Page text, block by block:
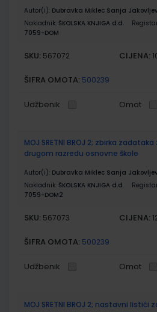
Autor(i): Dubravka Miklec Sanja
Nakladnik: ŠKOLSKA KNJIGA d.d.
7059-DOM
SKU: 567072 CIJENA:
ŠIFRA OMOTA: 500239
Udžbenik Omot
MOJ SRETNI BROJ 2; zbirka
drugom razredu osnovne škole
Autor(i): Dubravka Miklec Sanja
Nakladnik: ŠKOLSKA KNJIGA d.d.
7059-DOM2
SKU: 567073 CIJENA:
ŠIFRA OMOTA: 500239
Udžbenik Omot
MOJ SRETNI BROJ 2; nastavni